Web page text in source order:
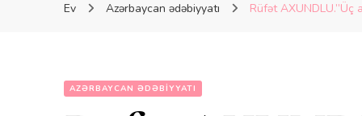
Ev Azərbaycan ədəbiyyatı Rüfət AXUNDLU.”Üç
AZƏRBAYCAN ƏDƏBIYYATI